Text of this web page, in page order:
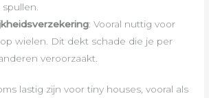
: Vooral nuttig voor
wielen. Dit dekt schade die je per
veroorzaakt.
lastig zijn voor tiny houses, vooral als